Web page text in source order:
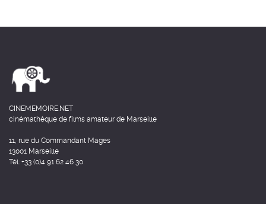
CINEMEMOIRE.NET
cinémathèque de films amateur de Marseille
11, rue du Commandant Mages
13001 Marseille
Tél: +33 (0)4 91 62 46 30